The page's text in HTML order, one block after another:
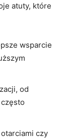
atuty, które
⁤wsparcie
od
czy‌